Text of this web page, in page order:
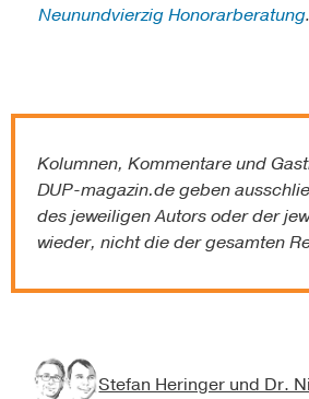
Neunundvierzig Honorarberatung.
Kolumnen, Kommentare und
DUP-magazin.degeben
des jeweiligen Autors oder der
wieder, nicht die der gesamten
Stefan Heringer und Dr.